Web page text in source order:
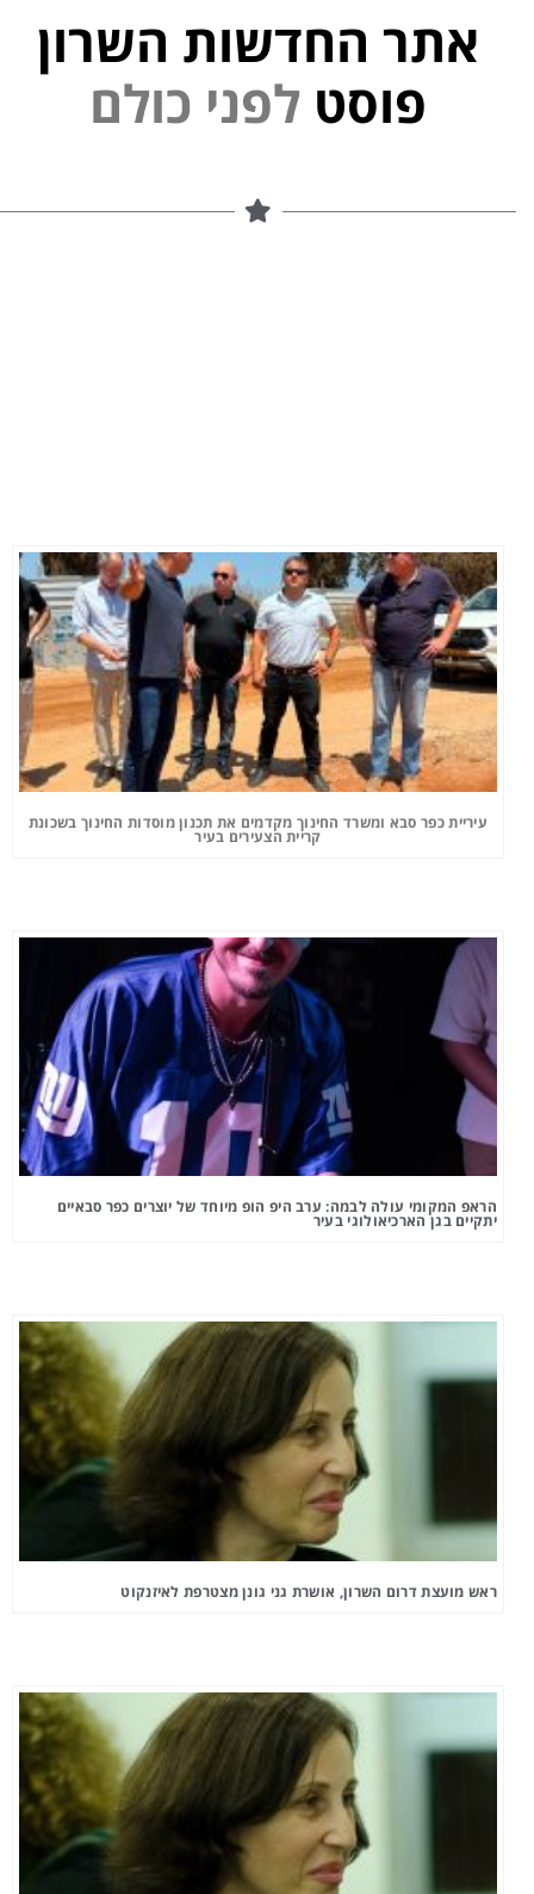
אתר החדשות השרון
פוסט
ל ם
עיריית כפר סבא ומשרד החינוך מקדמים את תכנון מוסדות החינוך בשכונת
קריית הצעירים בעיר
הראפ המקומי עולה לבמה: ערב היפ הופ מיוחד של יוצרים כפר סבאיים
יתקיים בגן הארכיאולוגי בעיר
ראש מועצת דרום השרון, אושרת גני גונן מצטרפת לאיזנקוט